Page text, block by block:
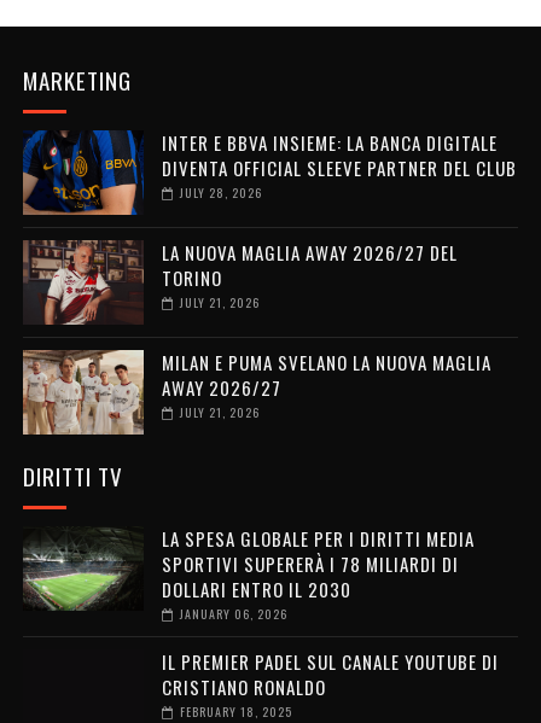
MARKETING
INTER E BBVA INSIEME: LA BANCA DIGITALE
DIVENTA OFFICIAL SLEEVE PARTNER DEL CLUB
JULY 28, 2026
LA NUOVA MAGLIA AWAY 2026/27 DEL
TORINO
JULY 21, 2026
MILAN E PUMA SVELANO LA NUOVA MAGLIA
AWAY 2026/27
JULY 21, 2026
DIRITTI TV
LA SPESA GLOBALE PER I DIRITTI MEDIA
SPORTIVI SUPERERÀ I 78 MILIARDI DI
DOLLARI ENTRO IL 2030
JANUARY 06, 2026
IL PREMIER PADEL SUL CANALE YOUTUBE DI
CRISTIANO RONALDO
FEBRUARY 18, 2025